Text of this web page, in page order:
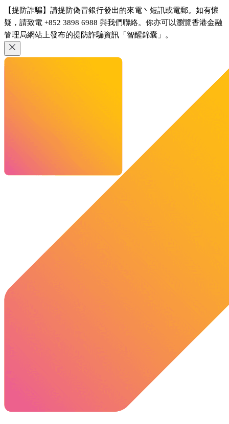
【提防詐騙】請提防偽冒銀行發出的來電丶短訊或電郵。如有懷
疑，請致電 +852 3898 6988 與我們聯絡。你亦可以瀏覽香港金融
管理局網站上發布的提防詐騙資訊「智醒錦囊」。